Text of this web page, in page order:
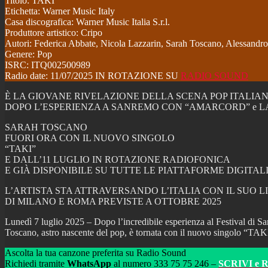
Etichetta: Warner Music Italy
Casa discografica: Warner Music Italia S.r.l.
Produttore artistico: Cripo
Autori: Federica Abbate, Nicola Lazzarin, Sarah Toscano,
Genere: Pop
ISRC: ITQ002500989
Radio date: 11/07/2025 IN ROTAZIONE SU RADIO SOUND
È LA GIOVANE RIVELAZIONE DELLA SCENA POP
DOPO L’ESPERIENZA A SANREMO CON “AMARCORD”
SARAH TOSCANO
FUORI ORA CON IL NUOVO SINGOLO
“TAKI”
E DALL’11 LUGLIO IN ROTAZIONE RADIOFONICA
E GIÀ DISPONIBILE SU TUTTE LE PIATTAFORME DIGITALI
L’ARTISTA STA ATTRAVERSANDO L’ITALIA CON IL
DI MILANO E ROMA PREVISTE A OTTOBRE 2025
Lunedì 7 luglio 2025 – Dopo l’incredibile esperienza al Festival di
Toscano, astro nascente del pop, è tornata con il nuovo singolo
Ascolta la tua canzone preferita su Radio Sound
Richiedi tramite WhatsApp al numero 333 75 75 246 – SCRIVI e